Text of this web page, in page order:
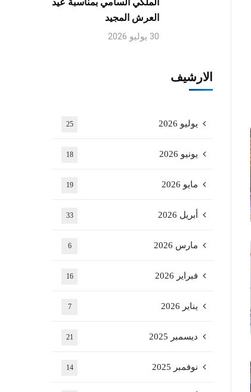
الملكي السامي بمناسبة عيد
العرش المجيد
30 يوليو 2026
الارشيف
يوليو 2026 25
يونيو 2026 18
مايو 2026 19
أبريل 2026 33
مارس 2026 6
فبراير 2026 16
يناير 2026 7
ديسمبر 2025 21
نوفمبر 2025 14